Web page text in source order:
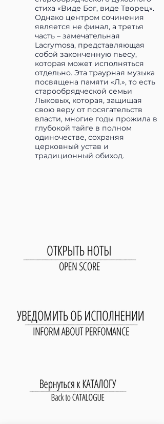
стиха «Виде Бог, виде Творец».
Однако центром сочинения
является не финал, а третья
часть – замечательная
Lacrymosa, представляющая
собой законченную пьесу,
которая может исполняться
отдельно. Эта траурная музыка
посвящена памяти «Л.», то есть
старообрядческой семьи
Лыковых, которая, защищая
свою веру от посягательств
власти, многие годы прожила в
глубокой тайге в полном
одиночестве, сохраняя
церковный устав и
традиционный обиход.